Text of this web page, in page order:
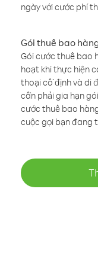
ngày với cước phí
Gói thuê bao
Gói cước thuê bao
hoạt khi thực hiện
thoại cố định và di
cần phải gia hạn
cước thuê bao
cuộc gọi bạn đang